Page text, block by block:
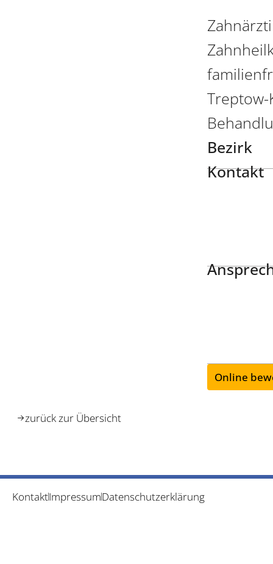
Bezirk
Kontakt
Online
zurück zur Übersicht
KontaktImpressumDatenschutzerklärung